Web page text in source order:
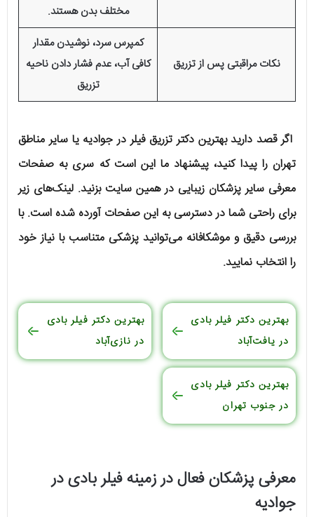
مختلف بدن هستند.
نکات مراقبتی پس از تزریق
کمپرس سرد، نوشیدن مقدار
کافی آب، عدم فشار دادن ناحیه
تزریق
اگر قصد دارید بهترین دکتر تزریق فیلر در جوادیه یا سایر مناطق
تهران را پیدا کنید، پیشنهاد ما این است که سری به صفحات
معرفی سایر پزشکان زیبایی در همین سایت بزنید. لینک‌های زیر
برای راحتی شما در دسترسی به این صفحات آورده شده است. با
بررسی دقیق و موشکافانه می‌توانید پزشکی متناسب با نیاز خود
را انتخاب نمایید.
بهترین دکتر فیلر بادی
در یافت‌آباد
بهترین دکتر فیلر بادی
در نازی‌آباد
بهترین دکتر فیلر بادی
در جنوب تهران
معرفی پزشکان فعال در زمینه فیلر بادی در
جوادیه